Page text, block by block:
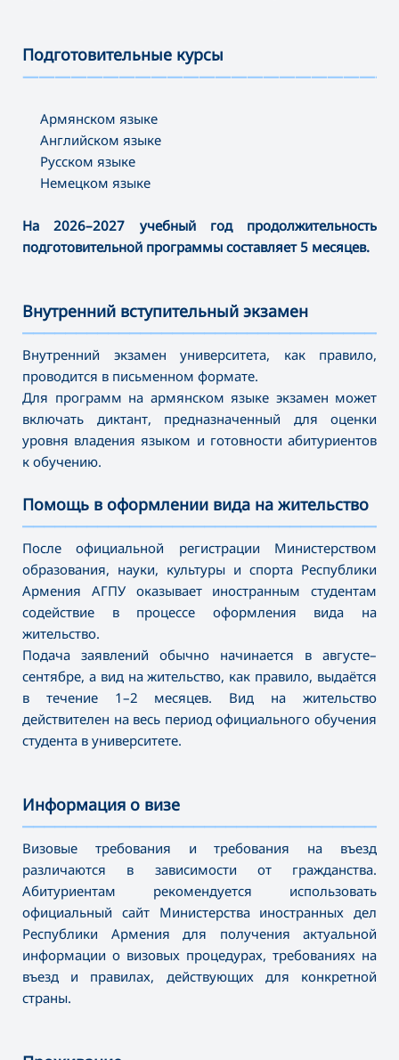
Подготовительные курсы
Армянском языке
Английском языке
Русском языке
Немецком языке
На 2026–2027 учебный год продолжительность
подготовительной программы составляет 5 месяцев.
Внутренний вступительный экзамен
Внутренний экзамен университета, как правило,
проводится в письменном формате.
Для программ на армянском языке экзамен может
включать диктант, предназначенный для оценки
уровня владения языком и готовности абитуриентов
к обучению.
Помощь в оформлении вида на жительство
После официальной регистрации Министерством
образования, науки, культуры и спорта Республики
Армения АГПУ оказывает иностранным студентам
содействие в процессе оформления вида на
жительство.
Подача заявлений обычно начинается в августе–
сентябре, а вид на жительство, как правило, выдаётся
в течение 1–2 месяцев. Вид на жительство
действителен на весь период официального обучения
студента в университете.
Информация о визе
Визовые требования и требования на въезд
различаются в зависимости от гражданства.
Абитуриентам рекомендуется использовать
официальный сайт Министерства иностранных дел
Республики Армения для получения актуальной
информации о визовых процедурах, требованиях на
въезд и правилах, действующих для конкретной
страны.